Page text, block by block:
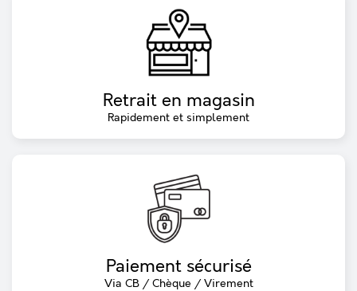
Retrait en magasin
Rapidement et simplement
Paiement sécurisé
Via CB / Chèque / Virement